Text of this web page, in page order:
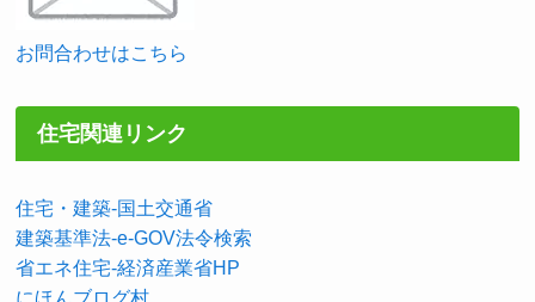
お問合わせはこちら
住宅関連リンク
住宅・建築-国土交通省
建築基準法-e-GOV法令検索
省エネ住宅-経済産業省HP
にほんブログ村